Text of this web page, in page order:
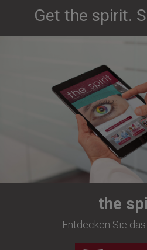
Get the spirit.
the
Entdecken Sie